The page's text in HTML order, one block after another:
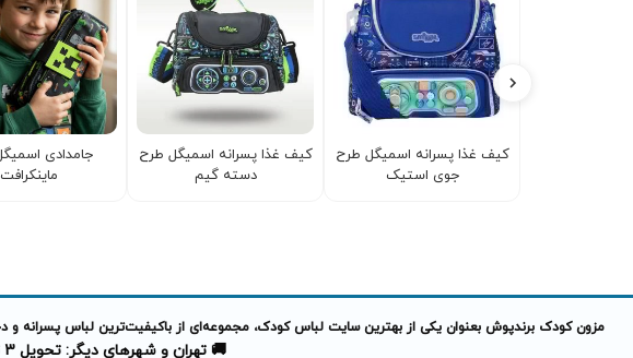
کیف غذا پسرانه اسمیگل طرح
جوی استیک
کیف غذا پسرانه اسمیگل طرح
دسته گیم
جامدادی
ماینکرافت
مزون کودک برندپوش بعنوان یکی از بهترین سایت لباس کودک، مجموعه‌ای از باکیفیت‌ترین لباس پسرانه و
🚚 تهران و شهرهای دیگر: تحویل 3 تا 4 روز کاری